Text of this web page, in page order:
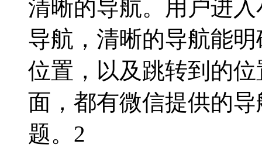
清晰的导航。用户进
导航，清晰的导航能
位置，以及跳转到的
面，都有微信提供的
题。2